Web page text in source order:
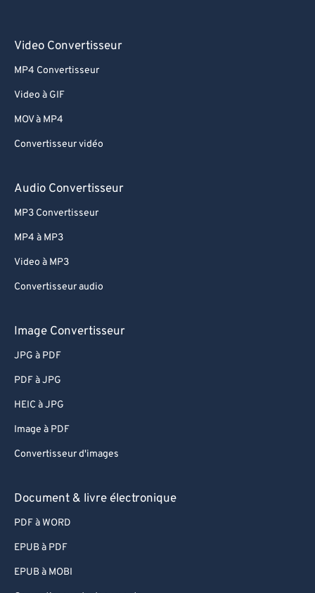
Video Convertisseur
MP4 Convertisseur
Video à GIF
MOV à MP4
Convertisseur vidéo
Audio Convertisseur
MP3 Convertisseur
MP4 à MP3
Video à MP3
Convertisseur audio
Image Convertisseur
JPG à PDF
PDF à JPG
HEIC à JPG
Image à PDF
Convertisseur d'images
Document & livre électronique
PDF à WORD
EPUB à PDF
EPUB à MOBI